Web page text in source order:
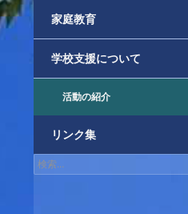
家庭教育
学校支援について
活動の紹介
リンク集
検
索: